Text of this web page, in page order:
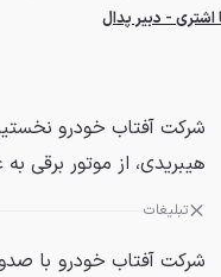
- دبیر پدال
هیبریدی، از موتور برقی
تبلیغات